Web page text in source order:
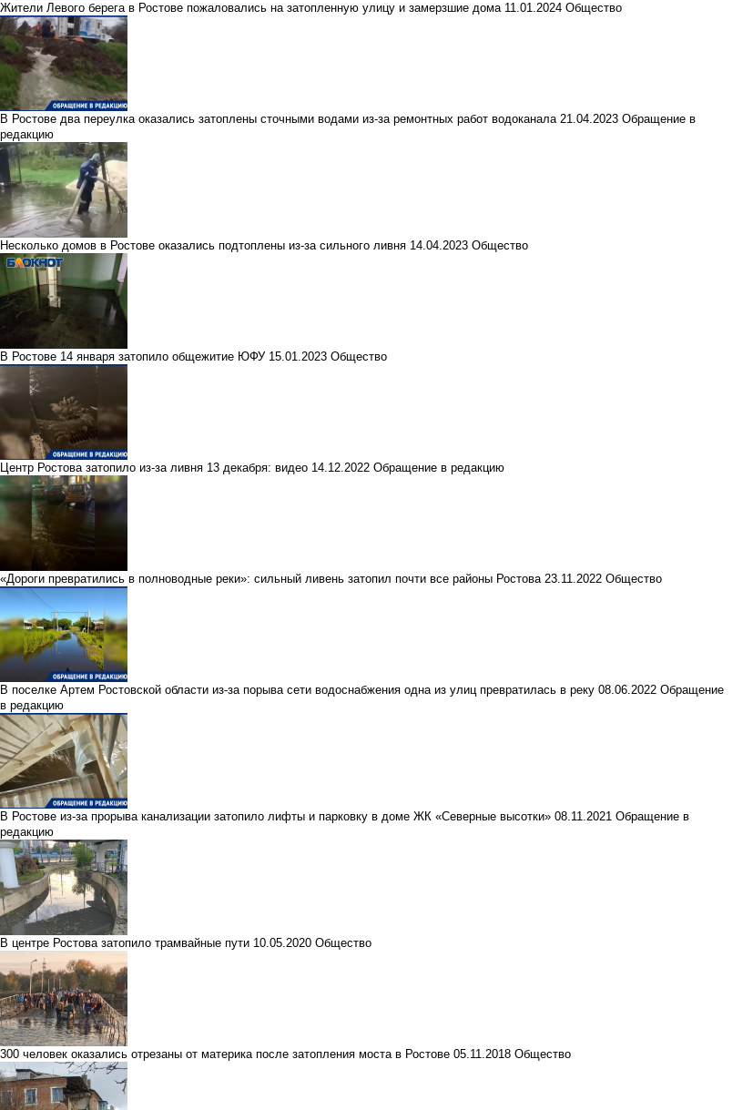
Жители Левого берега в Ростове пожаловались на затопленную улицу и замерзшие дома 11.01.2024 Общество
В Ростове два переулка оказались затоплены сточными водами из-за ремонтных работ водоканала 21.04.2023 Обращение в
редакцию
Несколько домов в Ростове оказались подтоплены из-за сильного ливня 14.04.2023 Общество
В Ростове 14 января затопило общежитие ЮФУ 15.01.2023 Общество
Центр Ростова затопило из-за ливня 13 декабря: видео 14.12.2022 Обращение в редакцию
«Дороги превратились в полноводные реки»: сильный ливень затопил почти все районы Ростова 23.11.2022 Общество
В поселке Артем Ростовской области из-за порыва сети водоснабжения одна из улиц превратилась в реку 08.06.2022 Обращение
в редакцию
В Ростове из-за прорыва канализации затопило лифты и парковку в доме ЖК «Северные высотки» 08.11.2021 Обращение в
редакцию
В центре Ростова затопило трамвайные пути 10.05.2020 Общество
300 человек оказались отрезаны от материка после затопления моста в Ростове 05.11.2018 Общество